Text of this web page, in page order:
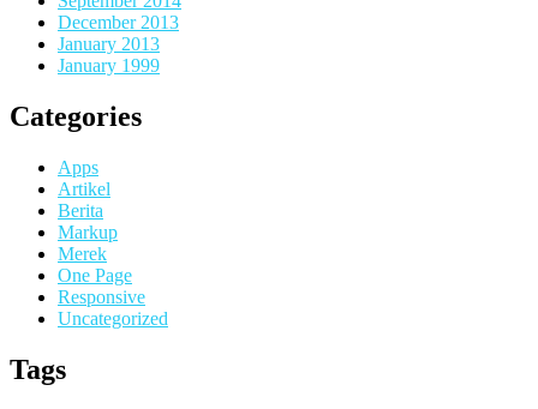
December 2013
January 2013
January 1999
Categories
Apps
Artikel
Berita
Markup
Merek
One Page
Responsive
Uncategorized
Tags